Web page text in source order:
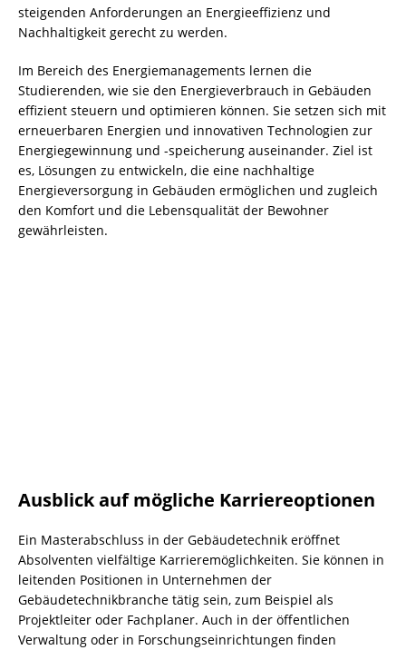
steigenden Anforderungen an Energieeffizienz und
Nachhaltigkeit gerecht zu werden.
Im Bereich des Energiemanagements lernen die
Studierenden, wie sie den Energieverbrauch in Gebäuden
effizient steuern und optimieren können. Sie setzen sich mit
erneuerbaren Energien und innovativen Technologien zur
Energiegewinnung und -speicherung auseinander. Ziel ist
es, Lösungen zu entwickeln, die eine nachhaltige
Energieversorgung in Gebäuden ermöglichen und zugleich
den Komfort und die Lebensqualität der Bewohner
gewährleisten.
Ausblick auf mögliche Karriereoptionen
Ein Masterabschluss in der Gebäudetechnik eröffnet
Absolventen vielfältige Karrieremöglichkeiten. Sie können in
leitenden Positionen in Unternehmen der
Gebäudetechnikbranche tätig sein, zum Beispiel als
Projektleiter oder Fachplaner. Auch in der öffentlichen
Verwaltung oder in Forschungseinrichtungen finden